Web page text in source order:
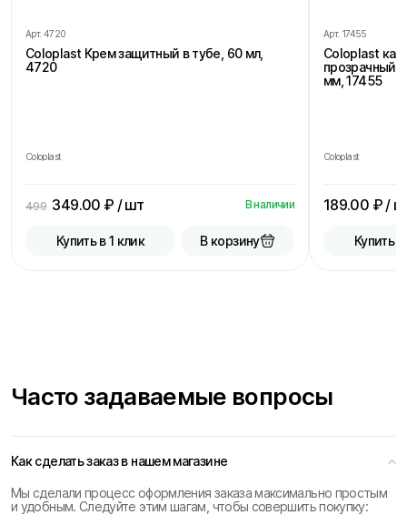
Арт. 4720
Coloplast Крем защитный в тубе, 60 мл,
4720
Coloplast
499 349.00 ₽ / шт В наличии
Купить в 1 клик В корзину
Арт. 17455
Coloplast
прозрачный,
мм, 17455
Coloplast
189.00 ₽ /
Купить в
Часто задаваемые вопросы
Как сделать заказ в нашем магазине
Мы сделали процесс оформления заказа максимально простым
и удобным. Следуйте этим шагам, чтобы совершить покупку: